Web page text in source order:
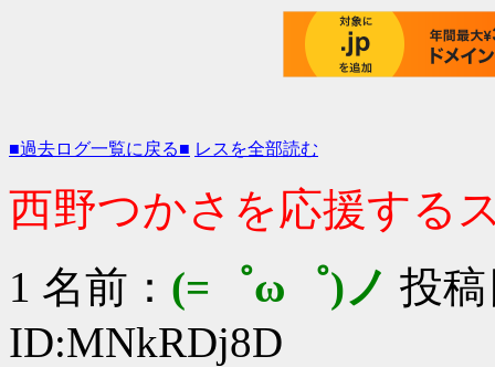
■過去ログ一覧に戻る■ レスを全部読む
西野つかさを応援する
1 名前： (=゜ω゜)ノ 投稿
ID:MNkRDj8D